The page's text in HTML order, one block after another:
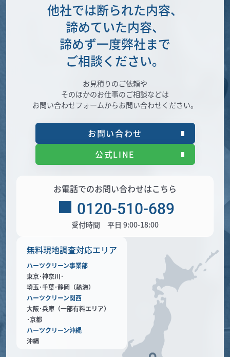
無料現地調査対応エリア
ハーツクリーン事業部
東京･神奈川･
埼玉･千葉･静岡（熱海）
ハーツクリーン関西
大阪･兵庫（一部有料エリア）
･京都
ハーツクリーン沖縄
沖縄
他社では断られた内容、
諦めていた内容、
諦めず一度弊社まで
ご相談ください。
お見積りのご依頼や
そのほかのお仕事のご相談などは
お問い合わせフォームからお問い合わせください。
お問い合わせ
公式LINE
お電話でのお問い合わせはこちら
0120-510-689
受付時間 平日 9:00-18:00